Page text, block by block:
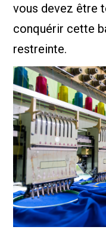
vous devez être
conquérir cette
restreinte.